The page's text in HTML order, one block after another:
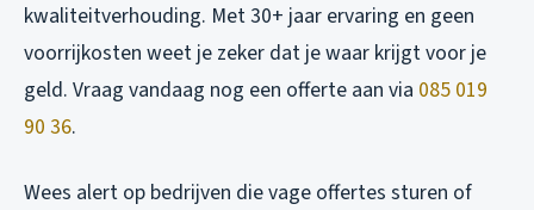
kwaliteitverhouding. Met 30+ jaar ervaring en geen
voorrijkosten weet je zeker dat je waar krijgt voor je
geld. Vraag vandaag nog een offerte aan via 085 019
90 36.
Wees alert op bedrijven die vage offertes sturen of